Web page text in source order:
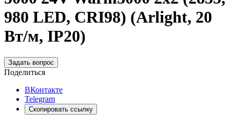
980 LED, CRI98) (Arlight, 20
Вт/м, IP20)
Задать вопрос
Поделиться
ВКонтакте
Telegram
Скопировать ссылку